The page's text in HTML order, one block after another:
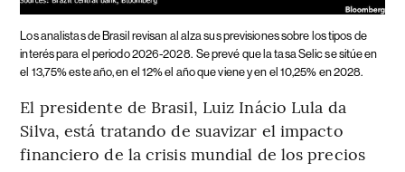
Los analistas de Brasil revisan al alza sus previsiones sobre los tipos de
interés para el periodo 2026-2028. Se prevé que la tasa Selic se sitúe en
el 13,75% este año, en el 12% el año que viene y en el 10,25% en 2028.
El presidente de Brasil, Luiz Inácio Lula da
Silva, está tratando de suavizar el impacto
financiero de la crisis mundial de los precios